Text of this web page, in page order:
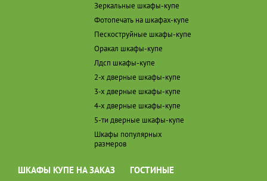
Зеркальные шкафы-купе
Фотопечать на шкафах-купе
Пескоструйные шкафы-купе
Оракал шкафы-купе
Лдсп шкафы-купе
2-х дверные шкафы-купе
3-х дверные шкафы-купе
4-х дверные шкафы-купе
5-ти дверные шкафы-купе
Шкафы популярных
размеров
ШКАФЫ КУПЕ НА ЗАКАЗ ГОСТИНЫЕ